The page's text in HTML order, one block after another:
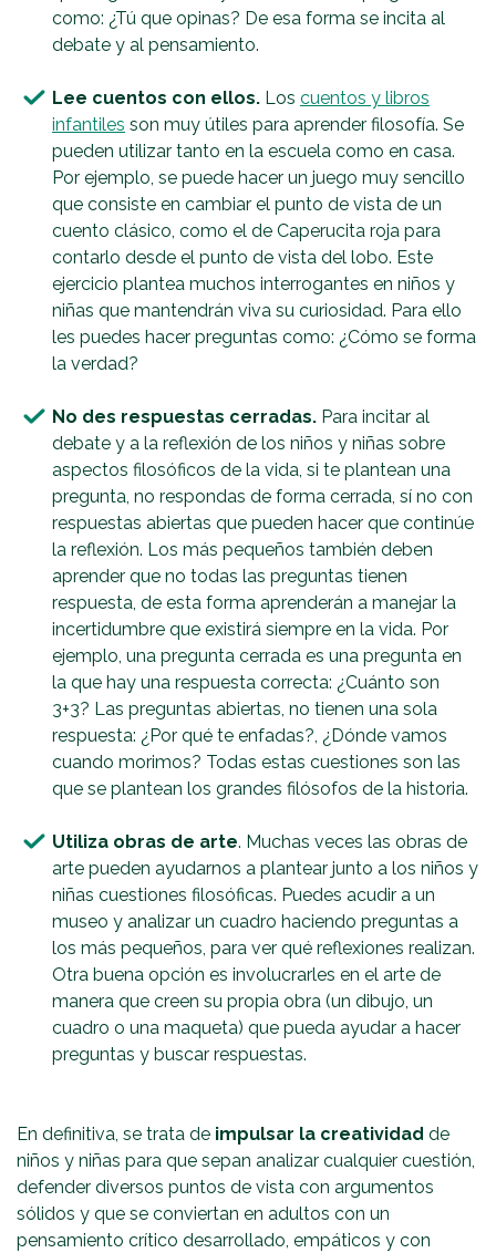
como: ¿Tú que opinas? De esa forma se incita al
debate y al pensamiento.​
Lee cuentos con ellos. Los cuentos y libros
infantiles son muy útiles para aprender filosofía. Se
pueden utilizar tanto en la escuela como en casa.
Por ejemplo, se puede hacer un juego muy sencillo
que consiste en cambiar el punto de vista de un
cuento clásico, como el de Caperucita roja para
contarlo desde el punto de vista del lobo. Este
ejercicio plantea muchos interrogantes en niños y
niñas que mantendrán viva su curiosidad. Para ello
les puedes hacer preguntas como: ¿Cómo se forma
la verdad?
No des respuestas cerradas. Para incitar al
debate y a la reflexión de los niños y niñas sobre
aspectos filosóficos de la vida, si te plantean una
pregunta, no respondas de forma cerrada, sí no con
respuestas abiertas que pueden hacer que continúe
la reflexión. Los más pequeños también deben
aprender que no todas las preguntas tienen
respuesta, de esta forma aprenderán a manejar la
incertidumbre que existirá siempre en la vida. Por
ejemplo, una pregunta cerrada es una pregunta en
la que hay una respuesta correcta: ¿Cuánto son
3+3? Las preguntas abiertas, no tienen una sola
respuesta: ¿Por qué te enfadas?, ¿Dónde vamos
cuando morimos? Todas estas cuestiones son las
que se plantean los grandes filósofos de la historia.
Utiliza obras de arte. Muchas veces las obras de
arte pueden ayudarnos a plantear junto a los niños y
niñas cuestiones filosóficas. Puedes acudir a un
museo y analizar un cuadro haciendo preguntas a
los más pequeños, para ver qué reflexiones realizan.
Otra buena opción es involucrarles en el arte de
manera que creen su propia obra (un dibujo, un
cuadro o una maqueta) que pueda ayudar a hacer
preguntas y buscar respuestas.
En definitiva, se trata de impulsar la creatividad de
niños y niñas para que sepan analizar cualquier cuestión,
defender diversos puntos de vista con argumentos
sólidos y que se conviertan en adultos con un
pensamiento crítico desarrollado, empáticos y con